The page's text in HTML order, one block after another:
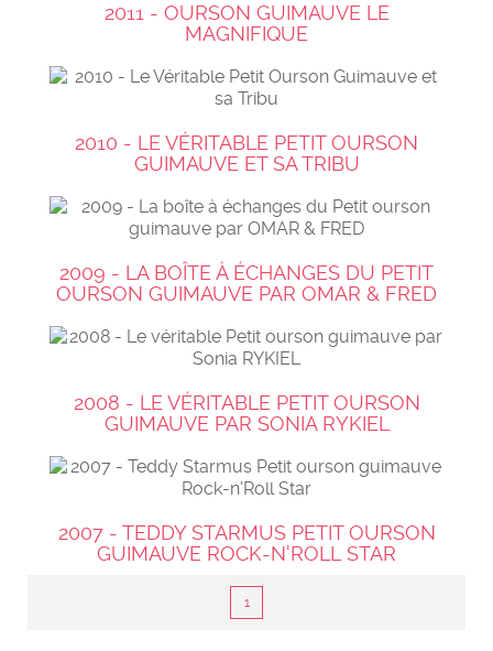
2011 - OURSON GUIMAUVE LE
MAGNIFIQUE
2010 - LE VÉRITABLE PETIT OURSON
GUIMAUVE ET SA TRIBU
2009 - LA BOÎTE À ÉCHANGES DU PETIT
OURSON GUIMAUVE PAR OMAR & FRED
2008 - LE VÉRITABLE PETIT OURSON
GUIMAUVE PAR SONIA RYKIEL
2007 - TEDDY STARMUS PETIT OURSON
GUIMAUVE ROCK-N'ROLL STAR
1